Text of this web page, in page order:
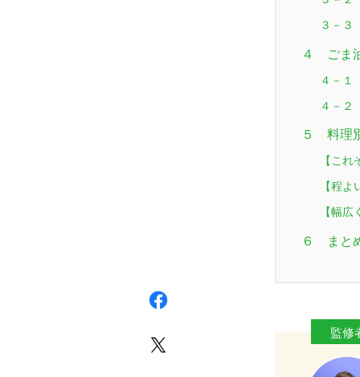
３－
４ ごま
４－
４－
５ 料理
【こ
【程
【幅
６ まと